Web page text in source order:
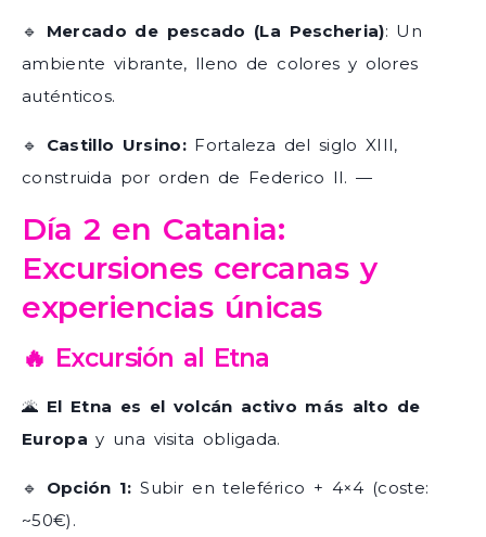
🔹 Mercado de pescado (La Pescheria): Un
ambiente vibrante, lleno de colores y olores
auténticos.
🔹 Castillo Ursino:Fortaleza del siglo XIII,
construida por orden de Federico II. —
Día 2 en Catania:
Excursiones cercanas y
experiencias únicas
🔥 Excursión al Etna
🌋 El Etna es el volcán activo más alto de
Europay una visita obligada.
🔹 Opción 1: Subir en teleférico + 4×4 (coste:
~50€).